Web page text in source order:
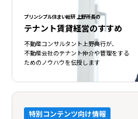
閉じる
プリンシプル住まい総研 上野所長の
テナント賃貸経営のすすめ
不動産コンサルタント上野典行が、
不動産会社のテナント仲介や管理をする
ためのノウハウを伝授します
特別コンテンツ向け情報